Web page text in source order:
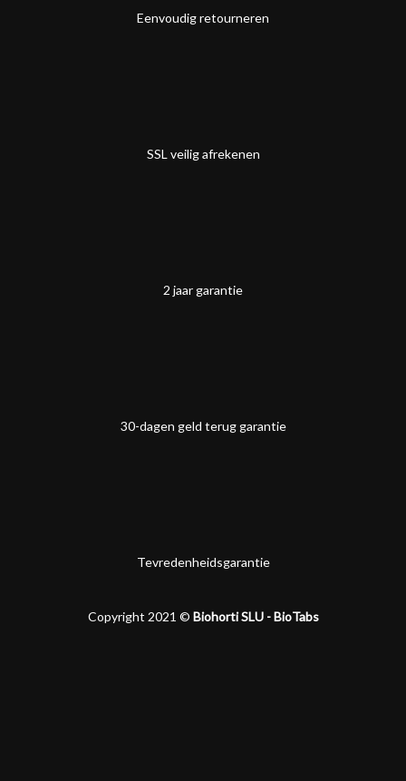
Eenvoudig retourneren
SSL veilig afrekenen
2 jaar garantie
30-dagen geld terug garantie
Tevredenheidsgarantie
Copyright 2021 © Biohorti SLU - BioTabs